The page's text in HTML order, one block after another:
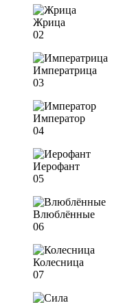
Жрица
02
Императрица
03
Император
04
Иерофант
05
Влюблённые
06
Колесница
07